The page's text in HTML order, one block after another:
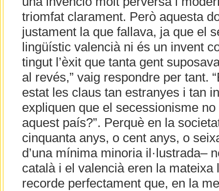
triomfat clarament. Però aquesta
justament la que fallava, ja que el
lingüístic valencià ni és un invent
tingut l’èxit que tanta gent
al revés,” vaig respondre per tant.
estat les claus tan estranyes i tan
expliquen que el secessionisme
aquest país?”. Perquè en la
cinquanta anys, o cent anys, o
d’una mínima minoria il·lustrada–
català i el valencià eren la mateixa
recorde perfectament que, en la